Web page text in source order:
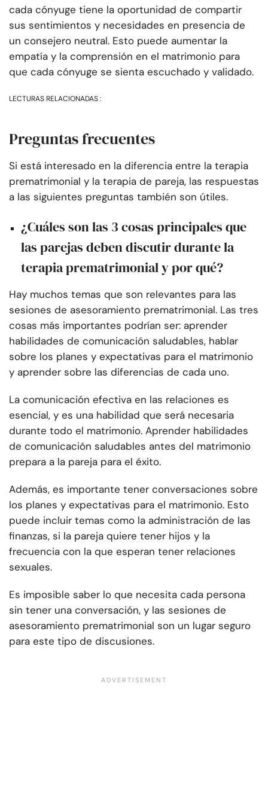
cada cónyuge tiene la oportunidad de compartir
sus sentimientos y necesidades en presencia de
un consejero neutral. Esto puede aumentar la
empatía y la comprensión en el matrimonio para
que cada cónyuge se sienta escuchado y validado.
LECTURAS RELACIONADAS :
Preguntas frecuentes
Si está interesado en la diferencia entre la terapia
prematrimonial y la terapia de pareja, las respuestas
a las siguientes preguntas también son útiles.
¿Cuáles son las 3 cosas principales que
las parejas deben discutir durante la
terapia prematrimonial y por qué?
Hay muchos temas que son relevantes para las
sesiones de asesoramiento prematrimonial. Las tres
cosas más importantes podrían ser: aprender
habilidades de comunicación saludables, hablar
sobre los planes y expectativas para el matrimonio
y aprender sobre las diferencias de cada uno.
La comunicación efectiva en las relaciones es
esencial, y es una habilidad que será necesaria
durante todo el matrimonio. Aprender habilidades
de comunicación saludables antes del matrimonio
prepara a la pareja para el éxito.
Además, es importante tener conversaciones sobre
los planes y expectativas para el matrimonio. Esto
puede incluir temas como la administración de las
finanzas, si la pareja quiere tener hijos y la
frecuencia con la que esperan tener relaciones
sexuales.
Es imposible saber lo que necesita cada persona
sin tener una conversación, y las sesiones de
asesoramiento prematrimonial son un lugar seguro
para este tipo de discusiones.